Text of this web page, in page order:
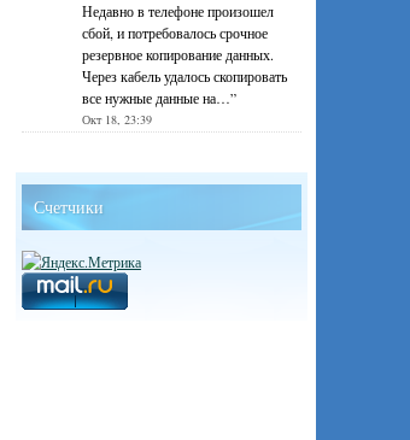
Недавно в телефоне произошел
сбой, и потребовалось срочное
резервное копирование данных.
Через кабель удалось скопировать
все нужные данные на…”
Окт 18, 23:39
Счетчики